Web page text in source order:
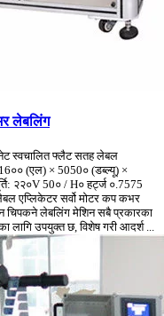
लेबलिंग
स्वचालित फ्लैट सतह लेबल
(एल) × 5050० (डब्ल्यू) ×
२२०V 50० / H० हर्ट्ज ०.7575
एप्लिकेटर सर्वो मोटर कप कभर
चिपकने लेबलिंग मेशिन सबै प्रकारका
लागि उपयुक्त छ, विशेष गरी आदर्श ...